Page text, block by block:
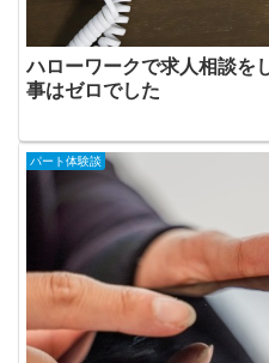
ハローワークで求人相談を
事はゼロでした
パート体験談